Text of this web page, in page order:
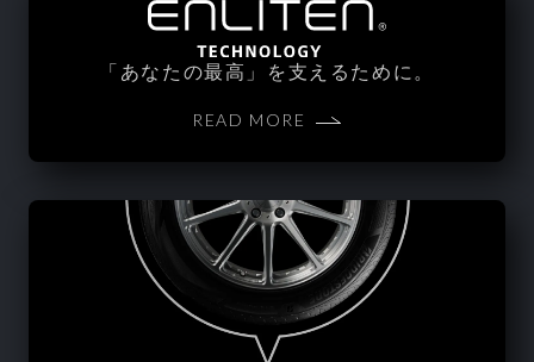
「あなたの最高」を支えるために。
READ MORE